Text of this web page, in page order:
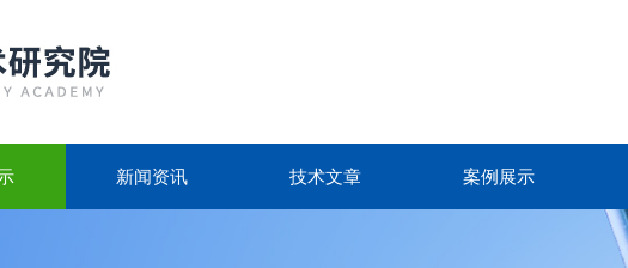
新闻资讯 技术文章 案例展示